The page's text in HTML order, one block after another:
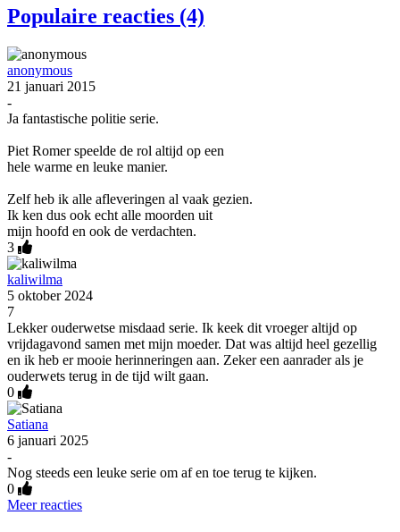
Populaire reacties (4)
anonymous
21 januari 2015
-
Ja fantastische politie serie.
Piet Romer speelde de rol altijd op een
hele warme en leuke manier.
Zelf heb ik alle afleveringen al vaak gezien.
Ik ken dus ook echt alle moorden uit
mijn hoofd en ook de verdachten.
3
kaliwilma
5 oktober 2024
7
Lekker ouderwetse misdaad serie. Ik keek dit vroeger altijd op
vrijdagavond samen met mijn moeder. Dat was altijd heel gezellig
en ik heb er mooie herinneringen aan. Zeker een aanrader als je
ouderwets terug in de tijd wilt gaan.
0
Satiana
6 januari 2025
-
Nog steeds een leuke serie om af en toe terug te kijken.
0
Meer reacties